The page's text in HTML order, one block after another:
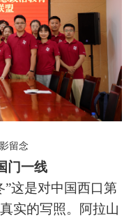
留念
门一线
”这是对中国西口第
实的写照。阿拉山